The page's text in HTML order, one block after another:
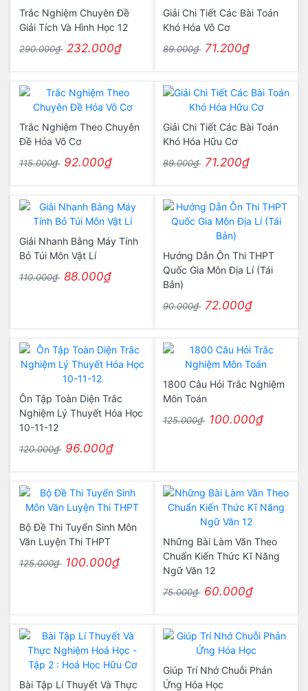
Trắc Nghiệm Chuyên Đề
Giải Tích Và Hình Học 12
290.000₫ 232.000₫
Giải Chi Tiết Các Bài Toán
Khó Hóa Vô Cơ
89.000₫ 71.200₫
Trắc Nghiệm Theo Chuyên
Đề Hóa Vô Cơ
115.000₫ 92.000₫
Giải Chi Tiết Các Bài Toán
Khó Hóa Hữu Cơ
89.000₫ 71.200₫
Giải Nhanh Bằng Máy Tính
Bỏ Túi Môn Vật Lí
110.000₫ 88.000₫
Hướng Dẫn Ôn Thi THPT
Quốc Gia Môn Địa Lí (Tái
Bản)
90.000₫ 72.000₫
Ôn Tập Toàn Diện Trắc
Nghiệm Lý Thuyết Hóa Học
10-11-12
120.000₫ 96.000₫
1800 Câu Hỏi Trắc Nghiệm
Môn Toán
125.000₫ 100.000₫
Bộ Đề Thi Tuyển Sinh Môn
Văn Luyện Thi THPT
125.000₫ 100.000₫
Những Bài Làm Văn Theo
Chuẩn Kiến Thức Kĩ Năng
Ngữ Văn 12
75.000₫ 60.000₫
Bài Tập Lí Thuyết Và Thực
Giúp Trí Nhớ Chuỗi Phản
Ứng Hóa Học